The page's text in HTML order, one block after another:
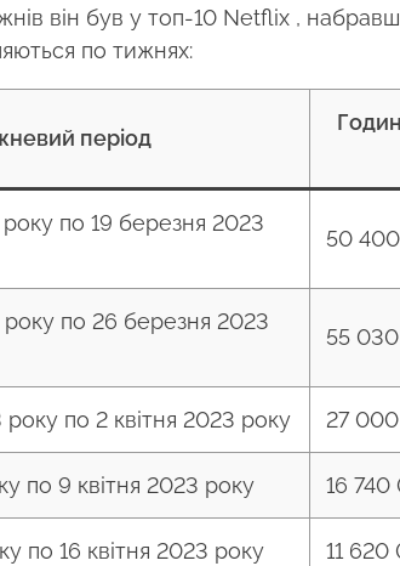
він був у топ-10 Netflix ,
по тижнях:
період
по 19 березня 2023
50
по 26 березня 2023
55
по 2 квітня 2023 року 27
по 9 квітня 2023 року 16 740
по 16 квітня 2023 року 11 620